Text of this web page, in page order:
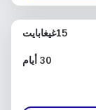
15غيغابايت
30 أيام